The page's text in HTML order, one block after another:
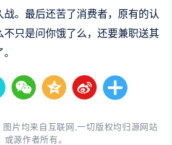
战。最后还苦了消费者，原有的认
不只是问你饿了么，还要兼职送其
片均来自互联网,一切版权均归源网站
或源作者所有。